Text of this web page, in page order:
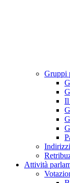
Gruppi
Il
Indirizzi
Attività